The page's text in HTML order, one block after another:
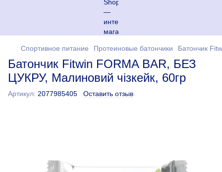
Спортивное питание Протеиновые батончики Батончик
Батончик Fitwin FORMA BAR, БЕЗ
ЦУКРУ, Малиновий чізкейк, 60гр
Артикул: 2077985405 Оставить отзыв